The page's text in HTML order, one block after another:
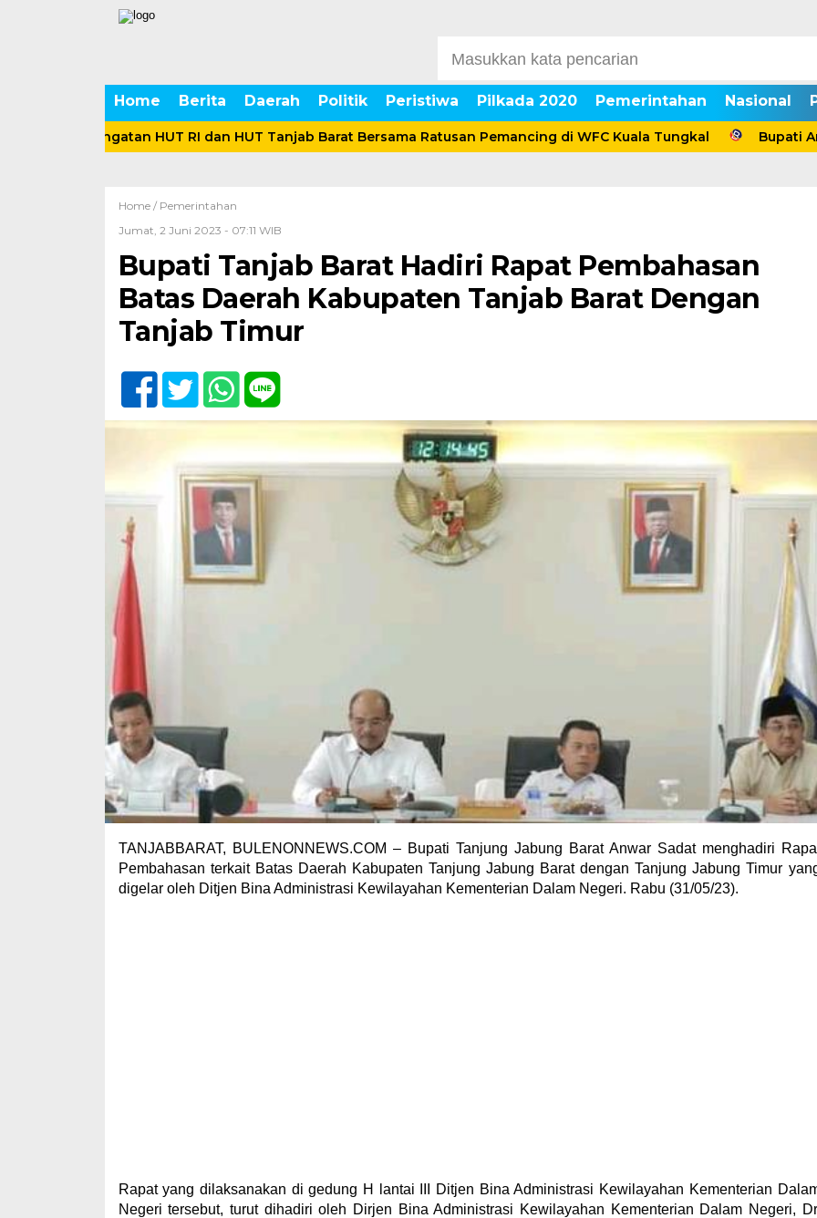
Home Berita Daerah Politik Peristiwa Pilkada 2020 Pemerintahan Nasional
Peringatan HUT RI dan HUT Tanjab Barat Bersama Ratusan Pemancing di WFC Kuala Tungkal Bupati Anwar
Home / Pemerintahan
Jumat, 2 Juni 2023 - 07:11 WIB
Bupati Tanjab Barat Hadiri Rapat Pembahasan
Batas Daerah Kabupaten Tanjab Barat Dengan
Tanjab Timur
TANJABBARAT, BULENONNEWS.COM – Bupati Tanjung Jabung Barat Anwar Sadat menghadiri
Pembahasan terkait Batas Daerah Kabupaten Tanjung Jabung Barat dengan Tanjung Jabung Timur
digelar oleh Ditjen Bina Administrasi Kewilayahan Kementerian Dalam Negeri. Rabu (31/05/23).
Rapat yang dilaksanakan di gedung H lantai III Ditjen Bina Administrasi Kewilayahan Kementerian
Negeri tersebut, turut dihadiri oleh Dirjen Bina Administrasi Kewilayahan Kementerian Dalam Negeri,